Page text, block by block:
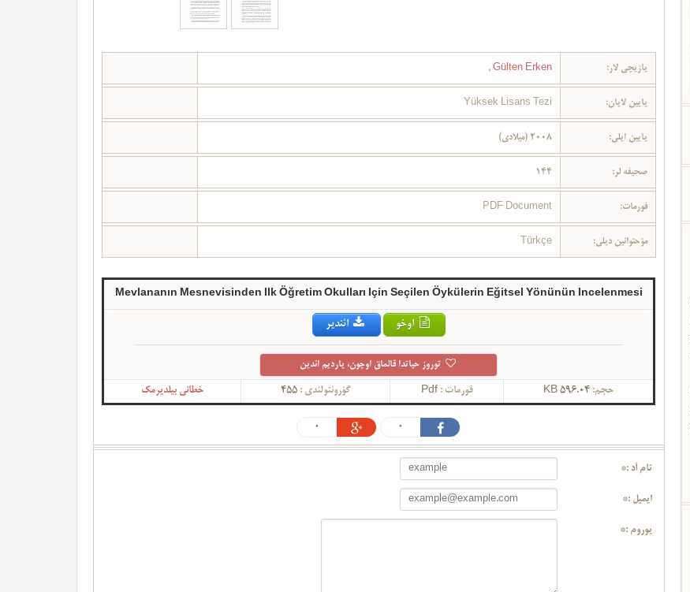
یازیچی لار: Gülten Erken
,
یایین لایان: Yüksek Lisans Tezi
یایین ایلی: 2008 (میلادی)
صحیفه لر: 144
فورمات: PDF Document
مؤحتوانین دیلی: Türkçe
Mevlananın Mesnevisinden Ilk Öğretim Okulları Için Seçilen Öykülerin Eğitsel Yönünün Incelenmesi
اوخو ائندیر
توروز حیاتدا قالماق اوچون، یاردیم ائدین
حجم: 596.04 KB فورمات :Pdf گؤرونتولندی :455 خطانی بیلدیرمک
0
0
تام آد :*
ایمیل :*
یوروم :*